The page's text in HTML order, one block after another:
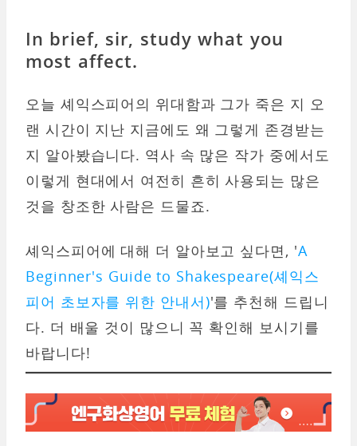
In brief, sir, study what you
most affect.
오늘 셰익스피어의 위대함과 그가 죽은 지 오
랜 시간이 지난 지금에도 왜 그렇게 존경받는
지 알아봤습니다. 역사 속 많은 작가 중에서도
이렇게 현대에서 여전히 흔히 사용되는 많은
것을 창조한 사람은 드물죠.
셰익스피어에 대해 더 알아보고 싶다면, 'A
Beginner's Guide to Shakespeare(셰익스
피어 초보자를 위한 안내서)'를 추천해 드립니
다. 더 배울 것이 많으니 꼭 확인해 보시기를
바랍니다!